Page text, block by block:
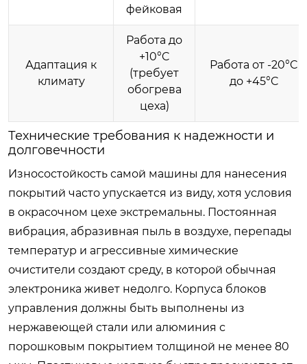
фейковая
Адаптация к
климату
Работа до
+10°C
(требует
обогрева
цеха)
Работа от -20°C
до +45°C
Технические требования к надежности и
долговечности
Износостойкость самой машины для нанесения
покрытий часто упускается из виду, хотя условия
в окрасочном цехе экстремальны. Постоянная
вибрация, абразивная пыль в воздухе, перепады
температур и агрессивные химические
очистители создают среду, в которой обычная
электроника живет недолго. Корпуса блоков
управления должны быть выполнены из
нержавеющей стали или алюминия с
порошковым покрытием толщиной не менее 80